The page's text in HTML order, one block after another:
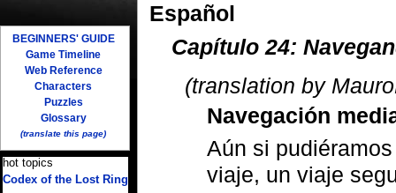
Español
Capítulo 24:
(translation by
Navegación
Aún si
viaje, un viaje
BEGINNERS' GUIDE
Game Timeline
Web Reference
Characters
Puzzles
Glossary
(translate this page)
hot topics
Codex of the Lost Ring